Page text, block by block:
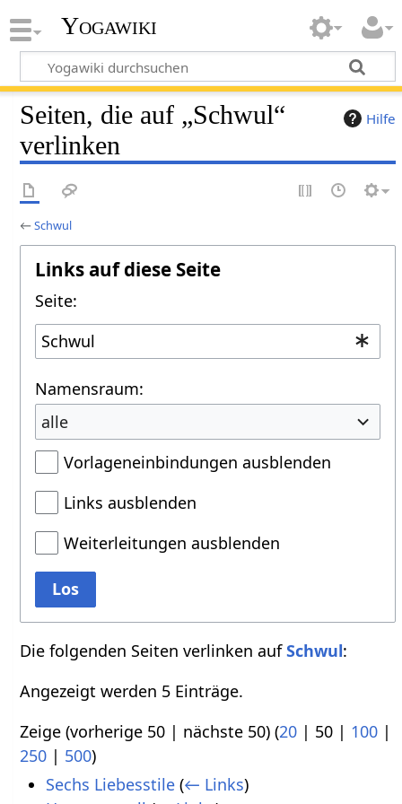
Yogawiki
Hilfe
Seiten, die auf „Schwul“
verlinken
←Schwul
Links auf diese Seite
Seite:
Namensraum:
alle
Vorlageneinbindungen ausblenden
Links ausblenden
Weiterleitungen ausblenden
Los
Die folgenden Seiten verlinken aufSchwul:
Angezeigt werden 5 Einträge.
Zeige (vorherige 50 | nächste 50) (20 | 50 | 100 |
250 | 500)
Sechs Liebesstile (← Links)